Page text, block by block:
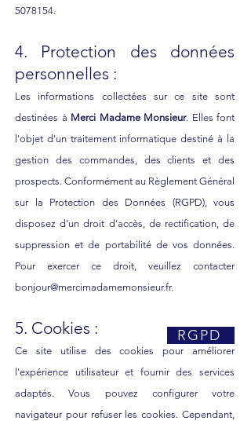
5078154.
4. Protection des données
personnelles :
Les informations collectées sur ce site sont
destinées à Merci Madame Monsieur. Elles font
l'objet d'un traitement informatique destiné à la
gestion des commandes, des clients et des
prospects. Conformément au Règlement Général
sur la Protection des Données (RGPD), vous
disposez d’un droit d’accès, de rectification, de
suppression et de portabilité de vos données.
Pour exercer ce droit, veuillez contacter
bonjour@mercimadamemonsieur.fr.
5. Cookies :
Ce site utilise des cookies pour améliorer
l'expérience utilisateur et fournir des services
adaptés. Vous pouvez configurer votre
navigateur pour refuser les cookies. Cependant,
RGPD